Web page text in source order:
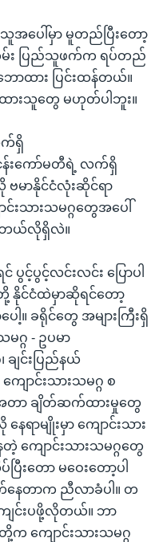
သူအပေါ်မှာ မူတည်ပြီးတော့
း ပြည်သူဖက်က ရပ်တည်
ာထား ပြင်းထန်တယ်။
းသူတွေ မဟုတ်ပါဘူး။
က်ရှိ
းကော်မတီရဲ့ လက်ရှိ
မာနိုင်ငံလုံးဆိုင်ရာ
းသားသမဂ္ဂတွေအပေါ်
ဘယ်လိုရှိလဲ။
ပွင့်ပွင့်လင်းလင်း ပြောပါ
တို့ နိုင်ငံထဲမှာဆိုရင်တော့
။ ခရိုင်တွေ အများကြီးရှိ
ဂ္ဂ - ဥပမာ
ချင်းပြည်နယ်
ျောင်းသားသမဂ္ဂ စ
တာ ချိတ်ဆက်ထားမှုတွေ
ေရာမျိုးမှာ ကျောင်းသား
ကျောင်းသားသမဂ္ဂတွေ
းတော မဝေးတော့ပါ
က်နေတာက ညီလာခံပါ။ တ
ျင်းပဖို့လိုတယ်။ ဘာ
က ကျောင်းသားသမဂ္ဂ